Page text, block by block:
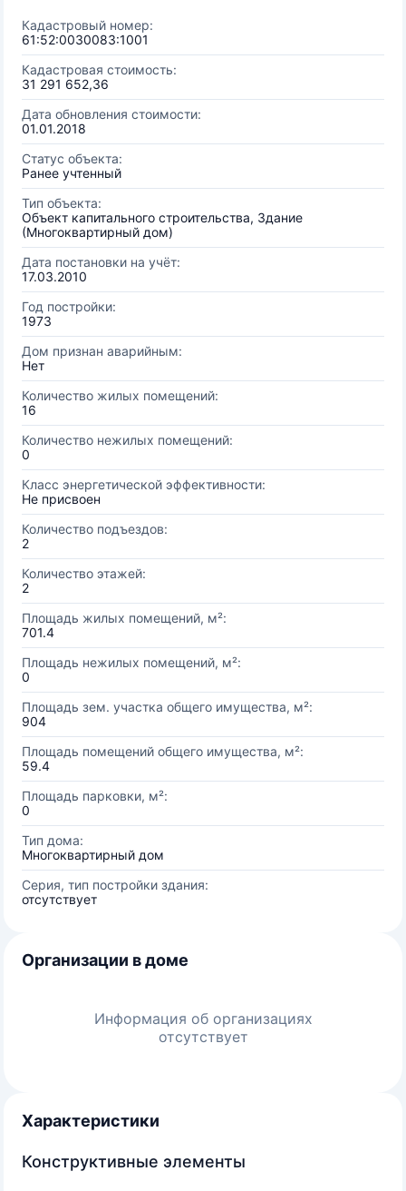
Кадастровый номер:
61:52:0030083:1001
Кадастровая стоимость:
31 291 652,36
Дата обновления стоимости:
01.01.2018
Статус объекта:
Ранее учтенный
Тип объекта:
Объект капитального строительства, Здание
(Многоквартирный дом)
Дата постановки на учёт:
17.03.2010
Год постройки:
1973
Дом признан аварийным:
Нет
Количество жилых помещений:
16
Количество нежилых помещений:
0
Класс энергетической эффективности:
Не присвоен
Количество подъездов:
2
Количество этажей:
2
Площадь жилых помещений, м²:
701.4
Площадь нежилых помещений, м²:
0
Площадь зем. участка общего имущества, м²:
904
Площадь помещений общего имущества, м²:
59.4
Площадь парковки, м²:
0
Тип дома:
Многоквартирный дом
Серия, тип постройки здания:
отсутствует
Организации в доме
Информация об организациях
отсутствует
Характеристики
Конструктивные элементы